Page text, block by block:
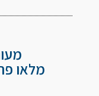
מלאו